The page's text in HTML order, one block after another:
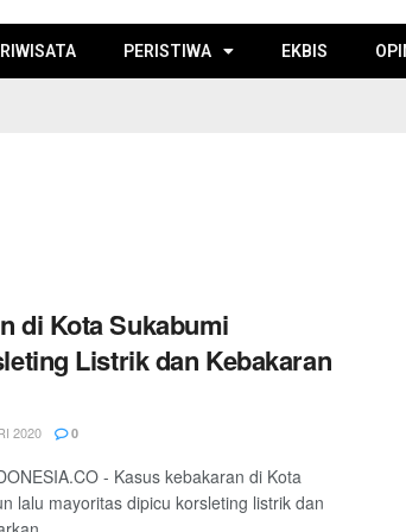
PERISTIWA EKBIS
di Kota Sukabumi
Listrik dan Kebakaran
2020 0
- Kasus kebakaran di Kota
lalu mayoritas dipicu korsleting listrik dan